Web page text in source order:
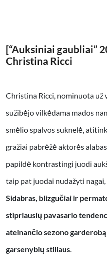
[“Auksiniai gaubliai”
Christina Ricci
Christina Ricci, nominuota už
sužibėjo vilkėdama mados
smėlio spalvos suknelė,
gražiai pabrėžė aktorės
papildė kontrastingi juodi
taip pat juodai nudažyti
Sidabras, blizgučiai ir
stipriausių pavasario
ateinančio sezono
garsenybių stiliaus.